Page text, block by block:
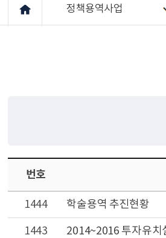
정책용역사업
번호
1444 학술용역 추진현황
1443 2014~2016 투자유치